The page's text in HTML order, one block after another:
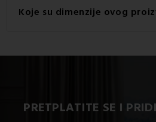
Ovaj proizvod je izrađen od
100% pamuk.
Koje su dimenzije ovog
PRETPLATITE SE I